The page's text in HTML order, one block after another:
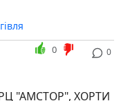
0
0
"АМСТОР", ХОРТИ